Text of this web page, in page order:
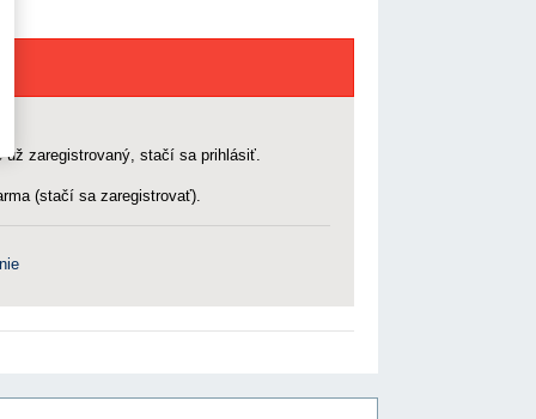
už zaregistrovaný, stačí sa prihlásiť.
(stačí sa zaregistrovať).